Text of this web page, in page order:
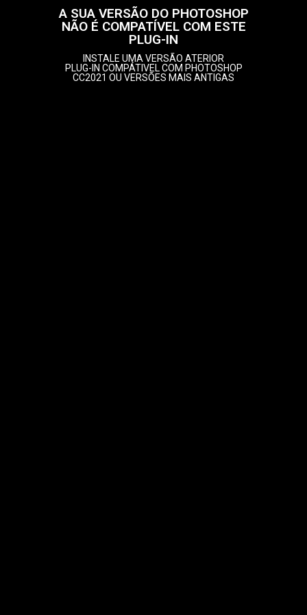
A SUA VERSÃO DO PHOTOSHOP
NÃO É COMPATÍVEL COM ESTE
PLUG-IN
INSTALE UMA VERSÃO ATERIOR
PLUG-IN COMPÁTIVEL COM PHOTOSHOP
CC2021 OU VERSÕES MAIS ANTIGAS